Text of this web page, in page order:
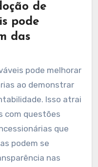
de
pode
das
pode melhorar
ao demonstrar
Isso atrai
com questões
que
podem se
nas